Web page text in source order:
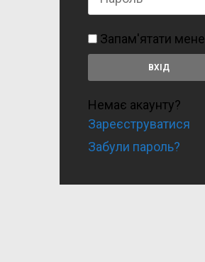
Запам'ятати мене
Немає акаунту?
Зареєструватися
Забули пароль?